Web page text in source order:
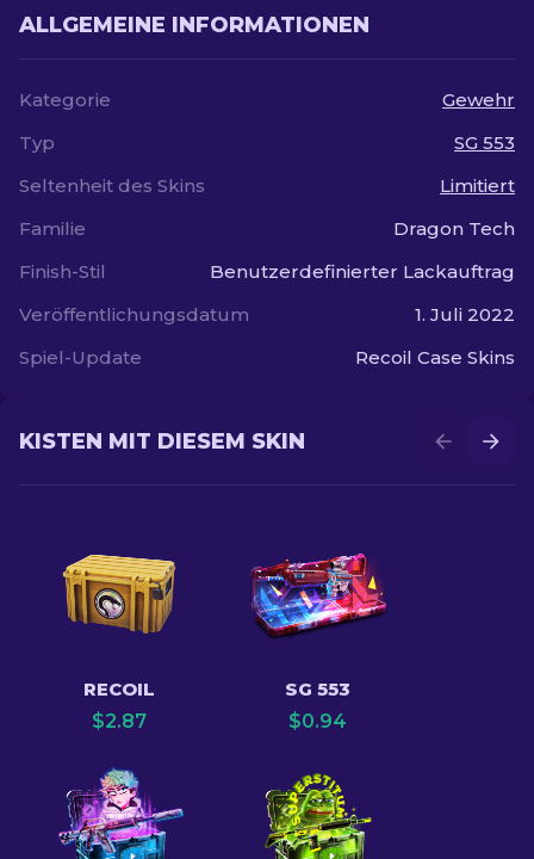
ALLGEMEINE INFORMATIONEN
Kategorie
Gewehr
Typ
SG 553
Seltenheit des Skins
Limitiert
Familie
Dragon Tech
Finish-Stil
Benutzerdefinierter Lackauftrag
Veröffentlichungsdatum
1. Juli 2022
Spiel-Update
Recoil Case Skins
KISTEN MIT DIESEM SKIN
RECOIL
$2.87
SG 553
$0.94